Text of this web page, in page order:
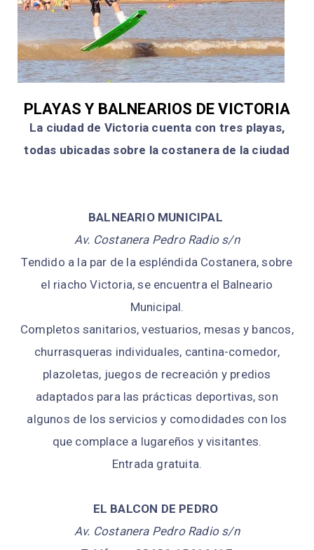
PLAYAS Y BALNEARIOS DE VICTORIA
La ciudad de Victoria cuenta con tres playas,
todas ubicadas sobre la costanera de la ciudad
BALNEARIO MUNICIPAL
Av. Costanera Pedro Radio s/n
Tendido a la par de la espléndida Costanera, sobre
el riacho Victoria, se encuentra el Balneario
Municipal.
Completos sanitarios, vestuarios, mesas y bancos,
churrasqueras individuales, cantina-comedor,
plazoletas, juegos de recreación y predios
adaptados para las prácticas deportivas, son
algunos de los servicios y comodidades con los
que complace a lugareños y visitantes.
Entrada gratuita.
EL BALCON DE PEDRO
Av. Costanera Pedro Radio s/n